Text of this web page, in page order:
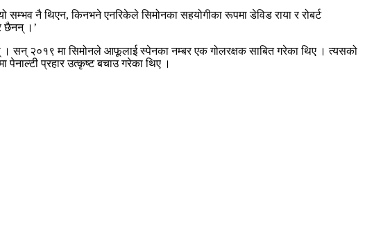
नै थिएन, किनभने एनरिकेले सिमोनका सहयोगीका रूपमा डेविड राया र रोबर्ट
छैनन् ।’
सन् २०१९ मा सिमोनले आफूलाई स्पेनका नम्बर एक गोलरक्षक साबित गरेका थिए । त्यसको
प्रहार उत्कृष्ट बचाउ गरेका थिए ।